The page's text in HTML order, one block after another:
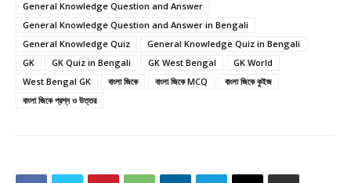
General Knowledge Question and Answer
General Knowledge Question and Answer in Bengali
General Knowledge Quiz
General Knowledge Quiz in Bengali
GK
GK Quiz in Bengali GK West Bengal
GK World
West Bengal GK
বাংলা জিকে বাংলা জিকে MCQ
বাংলা জিকে কুইজ
বাংলা জিকে প্রশ্ন ও উত্তর